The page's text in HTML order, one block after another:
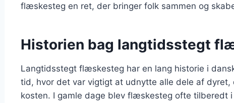
flæskesteg en ret, der bringer folk sammen og
Historien bag langtidsstegt
Langtidsstegt flæskesteg har en lang historie i
tid, hvor det var vigtigt at udnytte alle dele af dyret,
kosten. I gamle dage blev flæskesteg ofte tilberedt